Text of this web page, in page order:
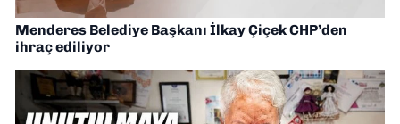
Menderes Belediye Başkanı İlkay Çiçek CHP’den
ihraç ediliyor